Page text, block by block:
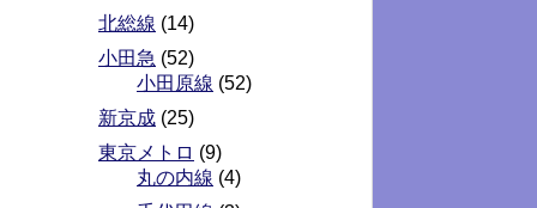
北総線 (14)
小田急 (52)
小田原線 (52)
新京成 (25)
東京メトロ (9)
丸の内線 (4)